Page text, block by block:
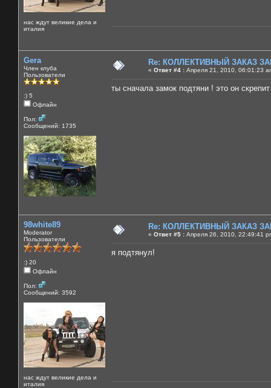
нас ждут великие дела и
италия
Gera
Член клуба
Пользователи
:) 5
Офлайн
Пол:
Сообщений: 1735
Re: КОЛЛЕКТИВНЫЙ ЗАКАЗ
« Ответ #4 : Апреля 21, 2010, 06:01:23
ты сначала замок подтяни ! это он
98white89
Moderator
Пользователи
:) 20
Офлайн
Пол:
Сообщений: 3592
нас ждут великие дела и
италия
Re: КОЛЛЕКТИВНЫЙ ЗАКАЗ
« Ответ #5 : Апреля 26, 2010, 22:49:41
я подтянул!